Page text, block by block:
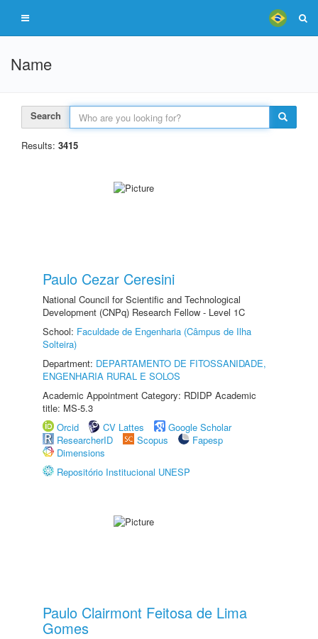
Name
Search
Results: 3415
Paulo Cezar Ceresini
National Council for Scientific and Technological
Development (CNPq) Research Fellow - Level 1C
School: Faculdade de Engenharia (Câmpus de Ilha
Solteira)
Department: DEPARTAMENTO DE FITOSSANIDADE,
ENGENHARIA RURAL E SOLOS
Academic Appointment Category: RDIDP Academic
title: MS-5.3
Orcid
CV Lattes
Google Scholar
ResearcherID
Scopus
Fapesp
Dimensions
Repositório Institucional UNESP
Paulo Clairmont Feitosa de Lima
Gomes